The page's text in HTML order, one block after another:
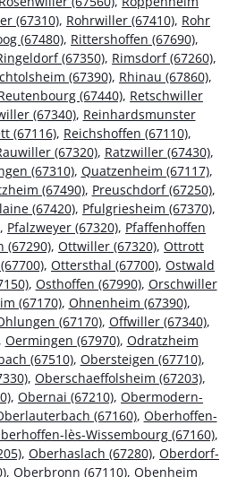
(67310), Rohrwiller (67410), Rohr
(67480), Rittershoffen (67690),
(67350), Rimsdorf (67260),
(67390), Rhinau (67860),
(67440), Retschwiller
(67340), Reinhardsmunster
(67116), Reichshoffen (67110),
(67320), Ratzwiller (67430),
(67310), Quatzenheim (67117),
(67490), Preuschdorf (67250),
(67420), Pfulgriesheim (67370),
, Pfalzweyer (67320), Pfaffenhoffen
(67290), Ottwiller (67320), Ottrott
, Ottersthal (67700), Ostwald
, Osthoffen (67990), Orschwiller
(67170), Ohnenheim (67390),
(67170), Offwiller (67340),
Oermingen (67970), Odratzheim
(67510), Obersteigen (67710),
, Oberschaeffolsheim (67203),
, Obernai (67210), Obermodern-
(67160), Oberhoffen-
lès-Wissembourg (67160),
, Oberhaslach (67280), Oberdorf-
, Oberbronn (67110), Obenheim